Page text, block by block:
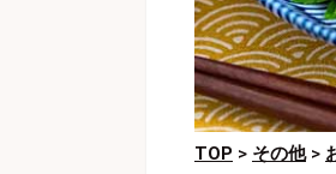
TOP > その他>